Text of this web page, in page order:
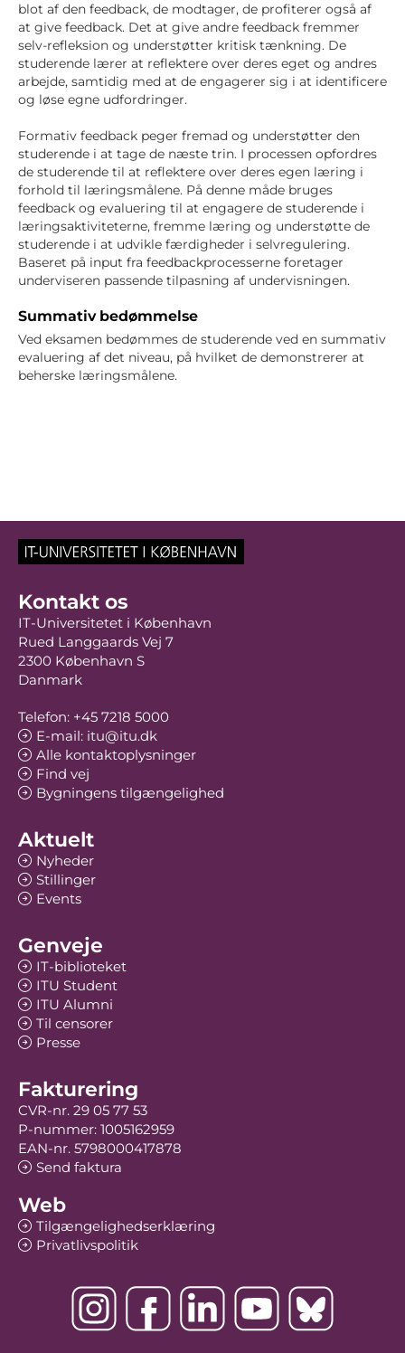
blot af den feedback, de modtager, de profiterer også af
at give feedback. Det at give andre feedback fremmer
selv-refleksion og understøtter kritisk tænkning. De
studerende lærer at reflektere over deres eget og andres
arbejde, samtidig med at de engagerer sig i at identificere
og løse egne udfordringer.
Formativ feedback peger fremad og understøtter den
studerende i at tage de næste trin. I processen opfordres
de studerende til at reflektere over deres egen læring i
forhold til læringsmålene. På denne måde bruges
feedback og evaluering til at engagere de studerende i
læringsaktiviteterne, fremme læring og understøtte de
studerende i at udvikle færdigheder i selvregulering.
Baseret på input fra feedbackprocesserne foretager
underviseren passende tilpasning af undervisningen.
Summativ bedømmelse
Ved eksamen bedømmes de studerende ved en summativ
evaluering af det niveau, på hvilket de demonstrerer at
beherske læringsmålene.
Kontakt os
IT-Universitetet i København
Rued Langgaards Vej 7
2300 København S
Danmark
Telefon: +45 7218 5000
E-mail: itu@itu.dk
Alle kontaktoplysninger
Find vej
Bygningens tilgængelighed
Aktuelt
Nyheder
Stillinger
Events
Genveje
IT-biblioteket
ITU Student
ITU Alumni
Til censorer
Presse
Fakturering
CVR-nr. 29 05 77 53
P-nummer: 1005162959
EAN-nr. 5798000417878
Send faktura
Web
Tilgængelighedserklæring
Privatlivspolitik